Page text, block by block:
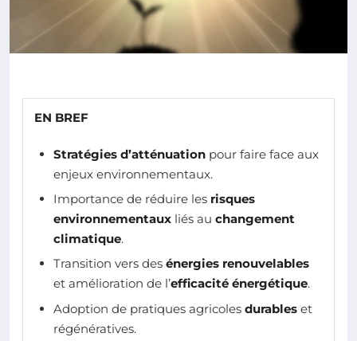
EN BREF
Stratégies d’atténuation pour faire face aux
enjeux environnementaux.
Importance de réduire les risques
environnementaux liés au changement
climatique.
Transition vers des énergies renouvelables
et amélioration de l’efficacité énergétique.
Adoption de pratiques agricoles durables et
régénératives.